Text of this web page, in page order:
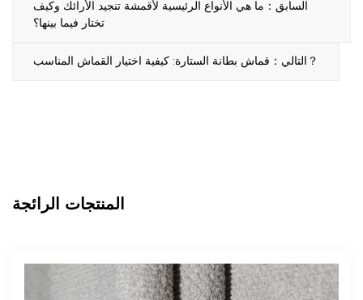
السابق：ما هي الأنواع الرئيسية لأقمشة تنجيد الأرائك وكيف
تختار فيما بينها؟
التالي：قماش بطانة الستارة: كيفية اختيار القماش المناسب？
المنتجات الرائجة